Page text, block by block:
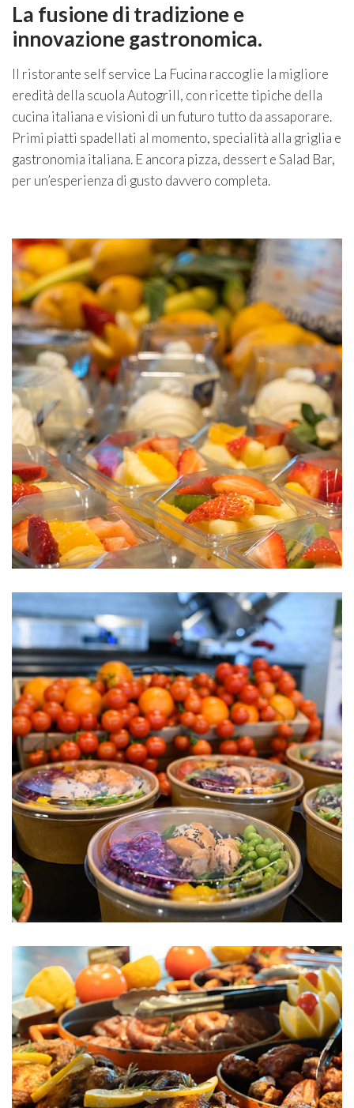
La fusione di tradizione e
innovazione gastronomica.
Il ristorante self service La Fucina raccoglie la migliore
eredità della scuola Autogrill, con ricette tipiche della
cucina italiana e visioni di un futuro tutto da assaporare.
Primi piatti spadellati al momento, specialità alla griglia e
gastronomia italiana. E ancora pizza, dessert e Salad Bar,
per un’esperienza di gusto davvero completa.